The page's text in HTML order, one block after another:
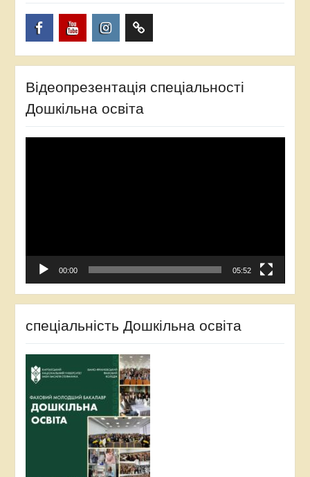
Відеопрезентація спеціальності
Дошкільна освіта
00:00 05:52
спеціальність Дошкільна освіта